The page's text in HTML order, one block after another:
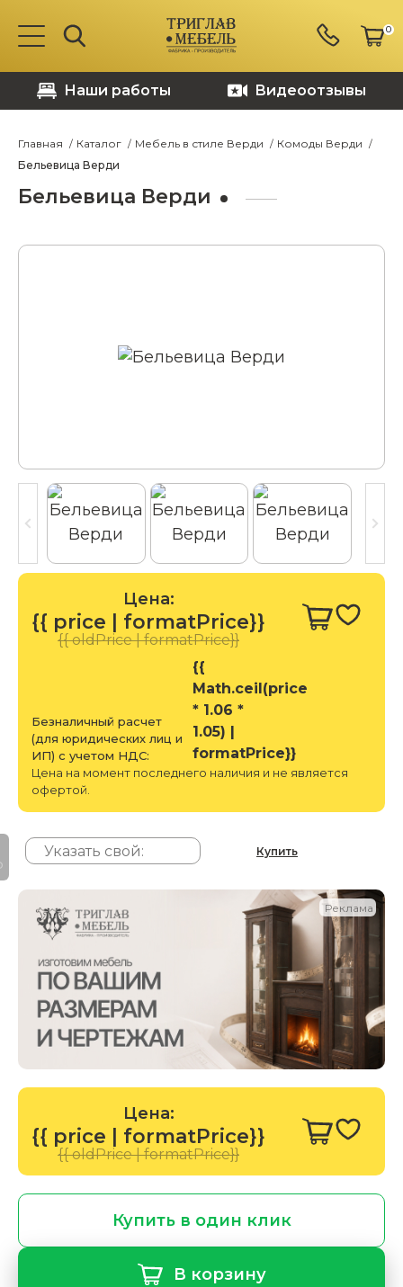
0
Наши работы Видеоотзывы
Главная Каталог Мебель в стиле Верди
Комоды Верди
Бельевица Верди
Бельевица Верди
Цена:
{{ price | formatPrice}}
{{ oldPrice | formatPrice}}
Безналичный расчет
(для юридических лиц и
ИП) с учетом НДС:
{{
Math.ceil(price
* 1.06 *
1.05) |
formatPrice}}
Цена на момент последнего наличия и не является
офертой.
Купить
Реклама
Цена:
{{ price | formatPrice}}
{{ oldPrice | formatPrice}}
Купить в один клик
В корзину